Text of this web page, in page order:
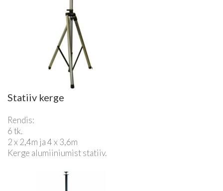
Statiiv kerge
Rendis:
6 tk.
2 x 2,4m ja 4 x 3,6m
Kerge alumiiniumist statiiv.